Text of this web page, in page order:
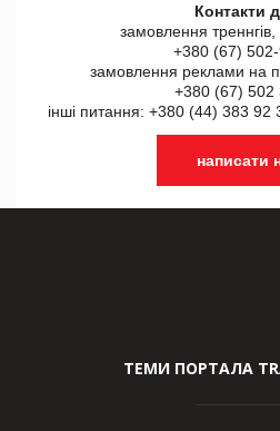
Контакти
замовлення
+380 (67) 502-
замовлення реклами на
+380 (67) 502
інші питання: +380 (44) 383
написати
ТЕМИ ПОРТАЛА